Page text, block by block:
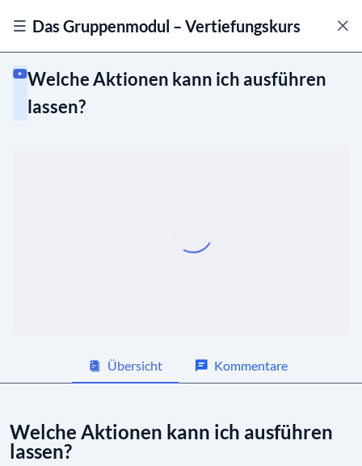
Das Gruppenmodul – Vertiefungskurs
Automatische Mitgliedschaft
07:07
Wie stelle ich den Personenfilter ein? 09:06
Welche Aktionen kann ich ausführen
lassen?
Übersicht Kommentare
Welche Aktionen kann ich ausführen
lassen?